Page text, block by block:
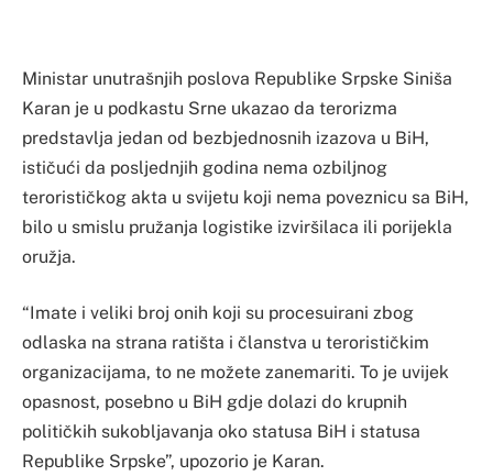
Ministar unutrašnjih poslova Republike Srpske Siniša
Karan je u podkastu Srne ukazao da terorizma
predstavlja jedan od bezbjednosnih izazova u BiH,
ističući da posljednjih godina nema ozbiljnog
terorističkog akta u svijetu koji nema poveznicu sa BiH,
bilo u smislu pružanja logistike izviršilaca ili porijekla
oružja.
“Imate i veliki broj onih koji su procesuirani zbog
odlaska na strana ratišta i članstva u terorističkim
organizacijama, to ne možete zanemariti. To je uvijek
opasnost, posebno u BiH gd‌je dolazi do krupnih
političkih sukobljavanja oko statusa BiH i statusa
Republike Srpske”, upozorio je Karan.